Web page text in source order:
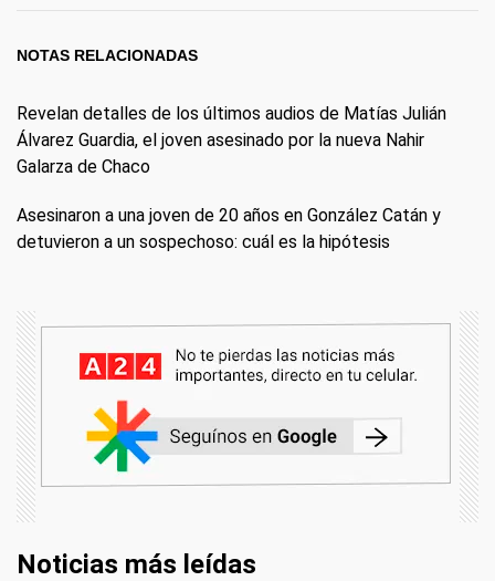
NOTAS RELACIONADAS
Revelan detalles de los últimos audios de Matías Julián
Álvarez Guardia, el joven asesinado por la nueva Nahir
Galarza de Chaco
Asesinaron a una joven de 20 años en González Catán y
detuvieron a un sospechoso: cuál es la hipótesis
Noticias más leídas